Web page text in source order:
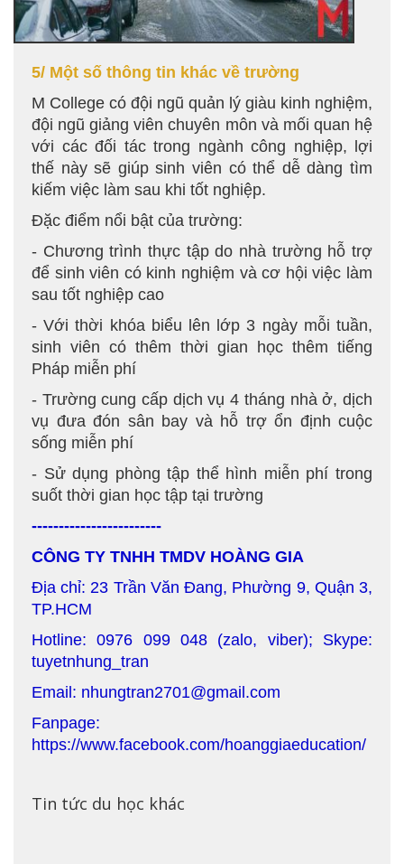
5/ Một số thông tin khác về trường
M College có đội ngũ quản lý giàu kinh nghiệm,
đội ngũ giảng viên chuyên môn và mối quan hệ
với các đối tác trong ngành công nghiệp, lợi
thế này sẽ giúp sinh viên có thể dễ dàng tìm
kiếm việc làm sau khi tốt nghiệp.
Đặc điểm nổi bật của trường:
- Chương trình thực tập do nhà trường hỗ trợ
để sinh viên có kinh nghiệm và cơ hội việc làm
sau tốt nghiệp cao
- Với thời khóa biểu lên lớp 3 ngày mỗi tuần,
sinh viên có thêm thời gian học thêm tiếng
Pháp miễn phí
- Trường cung cấp dịch vụ 4 tháng nhà ở, dịch
vụ đưa đón sân bay và hỗ trợ ổn định cuộc
sống miễn phí
- Sử dụng phòng tập thể hình miễn phí trong
suốt thời gian học tập tại trường
------------------------
CÔNG TY TNHH TMDV HOÀNG GIA
Địa chỉ: 23 Trần Văn Đang, Phường 9, Quận 3,
TP.HCM
Hotline: 0976 099 048 (zalo, viber); Skype:
tuyetnhung_tran
Email: nhungtran2701@gmail.com
Fanpage:
https://www.facebook.com/hoanggiaeducation/
Tin tức du học khác